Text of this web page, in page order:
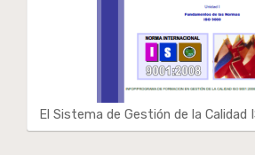
El Sistema de Gestión de la Calidad